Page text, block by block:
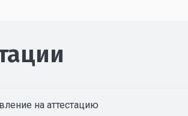
на аттестацию